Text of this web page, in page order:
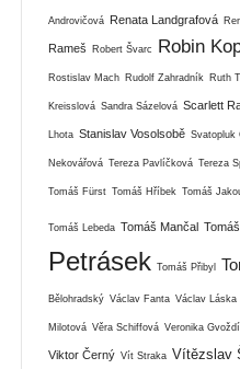
Androvičová Renata Landgrafová
Rameš Robert Švarc Robin
Rostislav Mach Rudolf Zahradník Ruth
Kreisslová Sandra Sázelová Scarlett
Lhota Stanislav Vosolsobě Svatopluk
Nekovářová Tereza Pavlíčková Tereza
Tomáš Fürst Tomáš Hříbek Tomáš
Tomáš Lebeda Tomáš Mančal
Petrásek Tomáš Přibyl
Bělohradský Václav Fanta Václav Láska
Milotová Věra Schiffová Veronika
Viktor Černý Vít Straka Vítězslav